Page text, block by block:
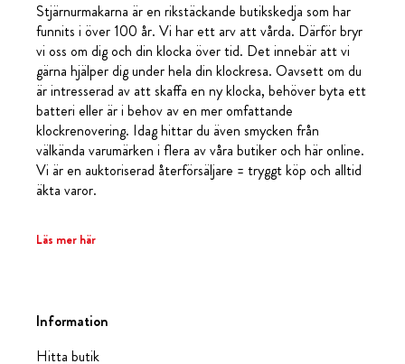
Stjärnurmakarna är en rikstäckande butikskedja som har
funnits i över 100 år. Vi har ett arv att vårda. Därför bryr
vi oss om dig och din klocka över tid. Det innebär att vi
gärna hjälper dig under hela din klockresa. Oavsett om du
är intresserad av att skaffa en ny klocka, behöver byta ett
batteri eller är i behov av en mer omfattande
klockrenovering. Idag hittar du även smycken från
välkända varumärken i flera av våra butiker och här online.
Vi är en auktoriserad återförsäljare = tryggt köp och alltid
äkta varor.
Läs mer här
Information
Hitta butik